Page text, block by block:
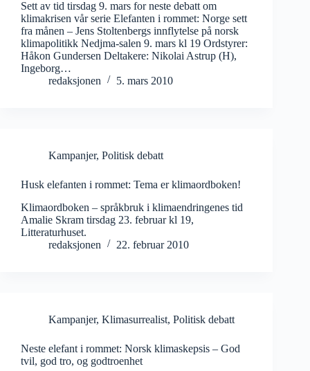
Sett av tid tirsdag 9. mars for neste debatt om
klimakrisen vår serie Elefanten i rommet: Norge sett
fra månen – Jens Stoltenbergs innflytelse på norsk
klimapolitikk Nedjma-salen 9. mars kl 19 Ordstyrer:
Håkon Gundersen Deltakere: Nikolai Astrup (H),
Ingeborg…
redaksjonen
5. mars 2010
Kampanjer, Politisk debatt
Husk elefanten i rommet: Tema er klimaordboken!
Klimaordboken – språkbruk i klimaendringenes tid
Amalie Skram tirsdag 23. februar kl 19,
Litteraturhuset.
redaksjonen
22. februar 2010
Kampanjer, Klimasurrealist, Politisk debatt
Neste elefant i rommet: Norsk klimaskepsis – God
tvil, god tro, og godtroenhet